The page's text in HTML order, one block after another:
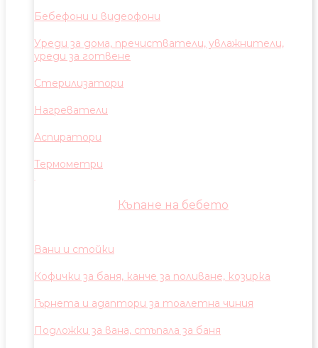
Бебефони и видеофони
Уреди за дома, пречистватели, увлажнители,
уреди за готвене
Стерилизатори
Нагреватели
Аспиратори
Термометри
Къпане на бебето
Вани и стойки
Кофички за баня, канче за поливане, козирка
Гърнета и адаптори за тоалетна чиния
Подложки за вана, стъпала за баня